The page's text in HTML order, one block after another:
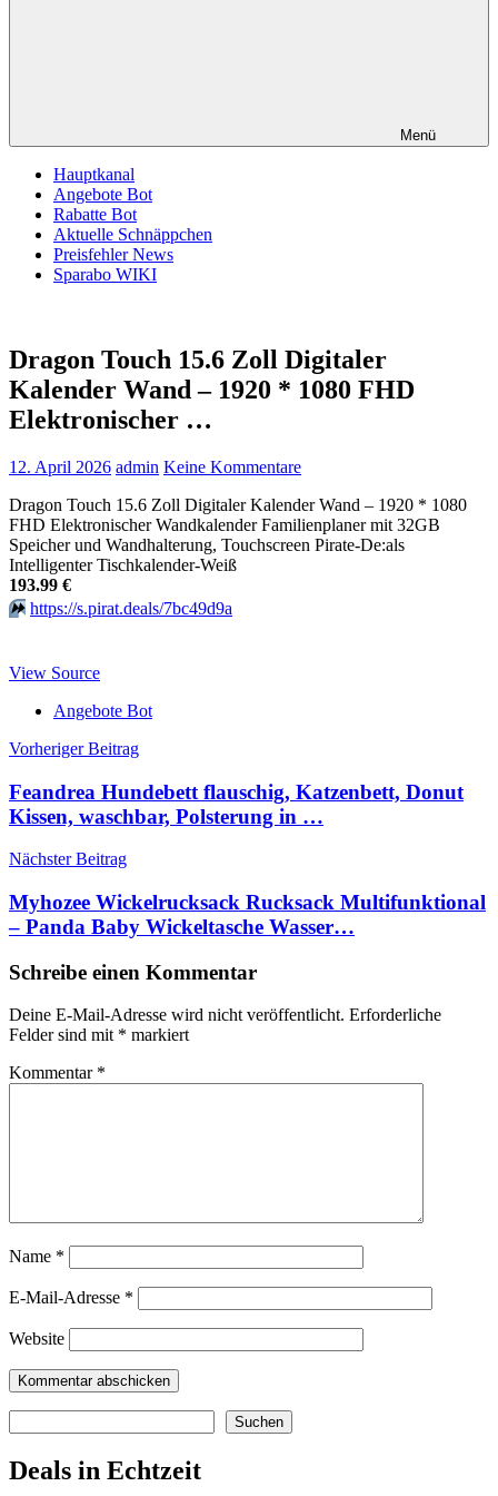
Menü
Hauptkanal
Angebote Bot
Rabatte Bot
Aktuelle Schnäppchen
Preisfehler News
Sparabo WIKI
Dragon Touch 15.6 Zoll Digitaler
Kalender Wand – 1920 * 1080 FHD
Elektronischer …
12. April 2026 admin Keine Kommentare
Dragon Touch 15.6 Zoll Digitaler Kalender Wand – 1920 * 1080
FHD Elektronischer Wandkalender Familienplaner mit 32GB
Speicher und Wandhalterung, Touchscreen Pirate-De:als
Intelligenter Tischkalender-Weiß
193.99 €
⏩️ https://s.pirat.deals/7bc49d9a
View Source
Angebote Bot
Beitragsnavigation
Vorheriger Beitrag
Feandrea Hundebett flauschig, Katzenbett, Donut
Kissen, waschbar, Polsterung in …
Nächster Beitrag
Myhozee Wickelrucksack Rucksack Multifunktional
– Panda Baby Wickeltasche Wasser…
Schreibe einen Kommentar
Deine E-Mail-Adresse wird nicht veröffentlicht. Erforderliche
Felder sind mit * markiert
Kommentar *
Name *
E-Mail-Adresse *
Website
Suchen
Deals in Echtzeit